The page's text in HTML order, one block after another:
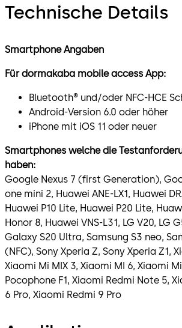
Technische Details
Smartphone Angaben
Für dormakaba mobile access App:
Bluetooth® und/oder NFC-HCE
Android-Version 6.0 oder höher
iPhone mit iOS 11 oder neuer
Smartphones welche die
haben:
Google Nexus 7 (first Generation),
one mini 2, Huawei ANE-LX1, Huawei
Huawei P10 Lite, Huawei P20 Lite,
Honor 8, Huawei VNS-L31, LG V20, LG
Galaxy S20 Ultra, Samsung S3 neo,
(NFC), Sony Xperia Z, Sony Xperia Z1,
Xiaomi Mi MIX 3, Xiaomi MI 6, Xiaomi
Pocophone F1, Xiaomi Redmi Note 5,
6 Pro, Xiaomi Redmi 9 Pro